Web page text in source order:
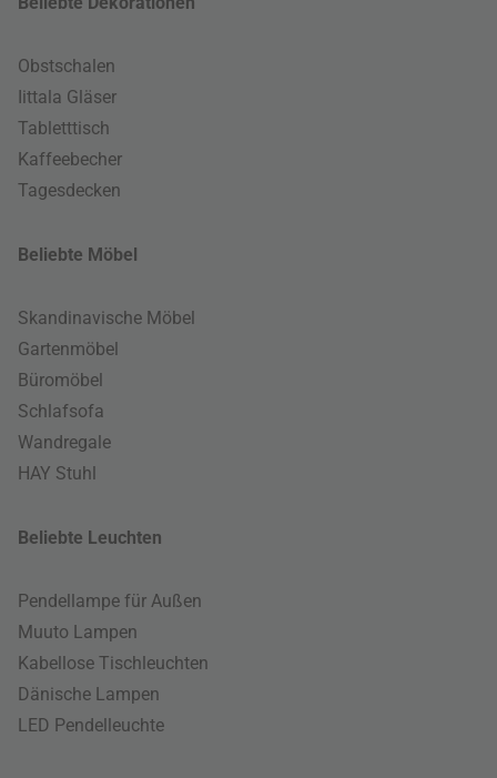
Obstschalen
Iittala Gläser
Tabletttisch
Kaffeebecher
Tagesdecken
Beliebte Möbel
Skandinavische Möbel
Gartenmöbel
Büromöbel
Schlafsofa
Wandregale
HAY Stuhl
Beliebte Leuchten
Pendellampe für Außen
Muuto Lampen
Kabellose Tischleuchten
Dänische Lampen
LED Pendelleuchte